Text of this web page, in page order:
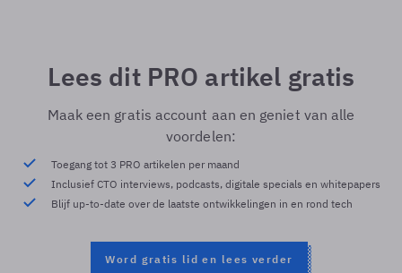
Lees dit PRO artikel gratis
Maak een gratis account aan en geniet van alle
voordelen:
Toegang tot 3 PRO artikelen per maand
Inclusief CTO interviews, podcasts, digitale specials en whitepapers
Blijf up-to-date over de laatste ontwikkelingen in en rond tech
Word gratis lid en lees verder